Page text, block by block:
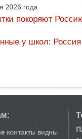
2026 года
покоряют
у школ:
контакты видны